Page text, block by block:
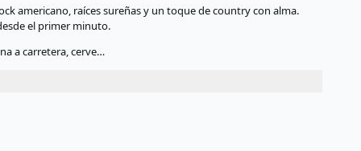
americano, raíces sureñas y un toque de country con alma.
el primer minuto.
a carretera, cerve…